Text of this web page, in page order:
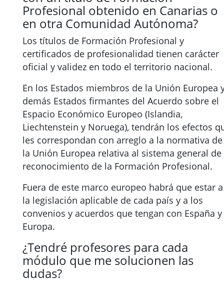
Profesional obtenido en Canarias o
en otra Comunidad Autónoma?
Los títulos de Formación Profesional y
certificados de profesionalidad tienen carácter
oficial y validez en todo el territorio nacional.
En los Estados miembros de la Unión Europea
demás Estados firmantes del Acuerdo sobre el
Espacio Económico Europeo (Islandia,
Liechtenstein y Noruega), tendrán los efectos
les correspondan con arreglo a la normativa de
la Unión Europea relativa al sistema general de
reconocimiento de la Formación Profesional.
Fuera de este marco europeo habrá que estar a
la legislación aplicable de cada país y a los
convenios y acuerdos que tengan con España y
Europa.
¿Tendré profesores para cada
módulo que me solucionen las
dudas?